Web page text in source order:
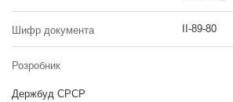
Шифр документа II-89-80
Розробник
Держбуд СРСР